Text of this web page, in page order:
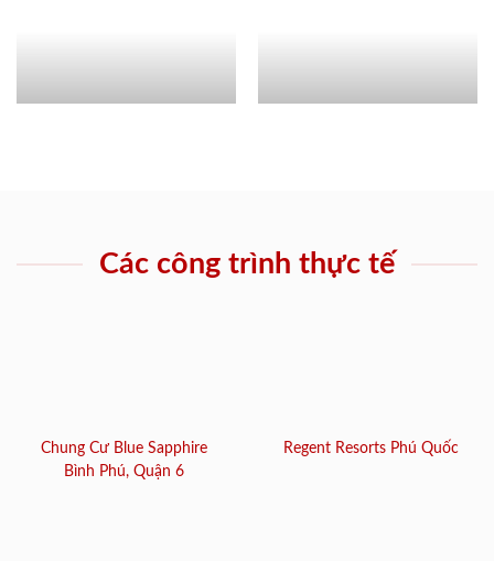
Các công trình thực tế
Chung Cư Blue Sapphire
Bình Phú, Quận 6
Regent Resorts Phú Quốc